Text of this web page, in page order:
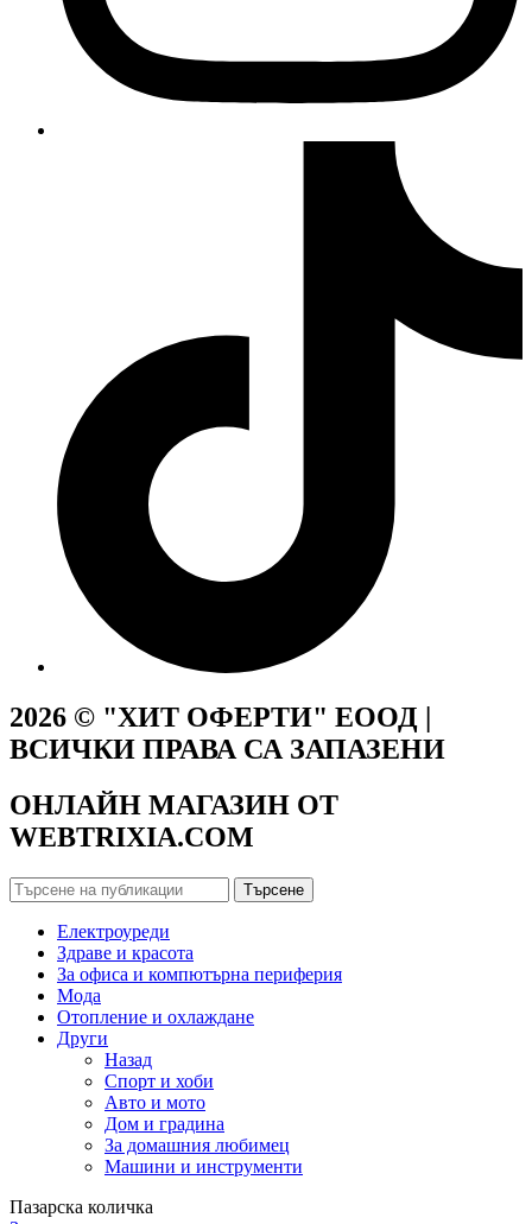
2026 © "ХИТ ОФЕРТИ" ЕООД |
ВСИЧКИ ПРАВА СА ЗАПАЗЕНИ
ОНЛАЙН МАГАЗИН ОТ
WEBTRIXIA.COM
Търсене
Електроуреди
Здраве и красота
За офиса и компютърна периферия
Мода
Отопление и охлаждане
Други
Назад
Спорт и хоби
Авто и мото
Дом и градина
За домашния любимец
Машини и инструменти
Пазарска количка